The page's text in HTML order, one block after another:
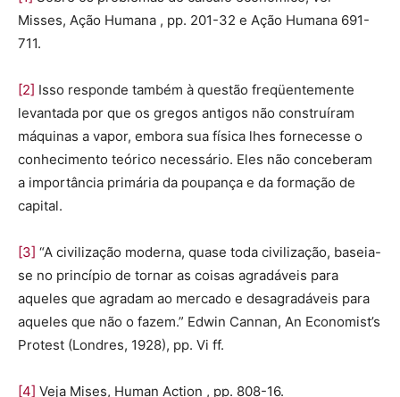
Misses, Ação Humana , pp. 201-32 e Ação Humana 691-
711.
[2] Isso responde também à questão freqüentemente
levantada por que os gregos antigos não construíram
máquinas a vapor, embora sua física lhes fornecesse o
conhecimento teórico necessário. Eles não conceberam
a importância primária da poupança e da formação de
capital.
[3] “A civilização moderna, quase toda civilização, baseia-
se no princípio de tornar as coisas agradáveis ​​para
aqueles que agradam ao mercado e desagradáveis ​​para
aqueles que não o fazem.” Edwin Cannan, An Economist’s
Protest (Londres, 1928), pp. Vi ff.
[4] Veja Mises, Human Action , pp. 808-16.